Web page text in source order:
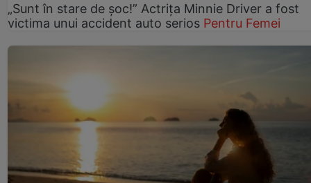
„Sunt în stare de șoc!” Actrița Minnie Driver a fost
victima unui accident auto serios Pentru Femei